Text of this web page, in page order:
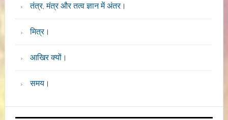
तंत्र, मंत्र और तत्व ज्ञान में अंतर।
मित्र।
आखिर क्यों।
समय।